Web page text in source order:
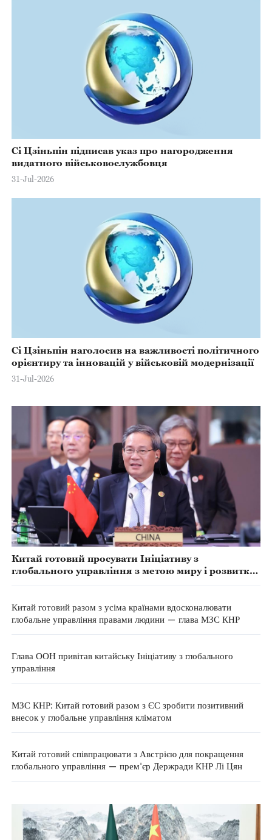
Сі Цзіньпін підписав указ про нагородження
видатного військовослужбовця
31-Jul-2026
Сі Цзіньпін наголосив на важливості політичного
орієнтиру та інновацій у військовій модернізації
31-Jul-2026
Китай готовий просувати Ініціативу з
глобального управління з метою миру і розвитку
Китай готовий разом з усіма країнами вдосконалювати
глобальне управління правами людини — глава МЗС КНР
Глава ООН привітав китайську Ініціативу з глобального
управління
МЗС КНР: Китай готовий разом з ЄС зробити позитивний
внесок у глобальне управління кліматом
Китай готовий співпрацювати з Австрією для покращення
глобального управління — прем'єр Держради КНР Лі Цян